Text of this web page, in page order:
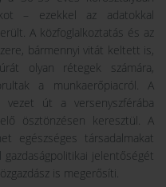
– ezekkel az adatokkal
A közfoglalkoztatás és az
bármennyi vitát keltett is,
olyan rétegek számára,
a munkaerőpiacról. A
vezet út a versenyszférába
ösztönzésen keresztül. A
egészséges társadalmakat
jelentőségét
is megerősíti.